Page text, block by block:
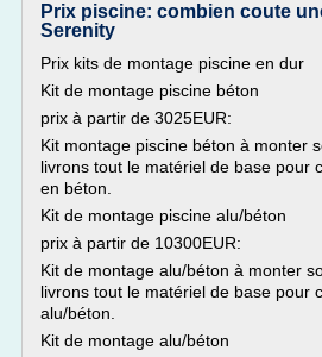
Prix piscine: combien coute
Serenity
Prix kits de montage piscine en dur
Kit de montage piscine béton
prix à partir de 3025EUR:
Kit montage piscine béton à monter
livrons tout le matériel de base pour
en béton.
Kit de montage piscine alu/béton
prix à partir de 10300EUR:
Kit de montage alu/béton à monter
livrons tout le matériel de base pour
alu/béton.
Kit de montage alu/béton